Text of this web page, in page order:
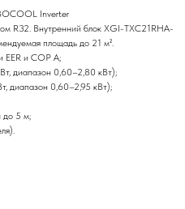
Inverter
R32. Внутренний блок XGI-TXC21RHA-
площадь до 21 м².
EER и COP A;
диапазон 0,60–2,80 кВт);
диапазон 0,60–2,95 кВт);
до 5 м;